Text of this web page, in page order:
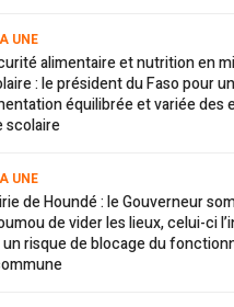
UNE
alimentaire et nutrition en
: le président du Faso pour
équilibrée et variée des
scolaire
UNE
de Houndé : le Gouverneur
de vider les lieux, celui-ci
risque de blocage du